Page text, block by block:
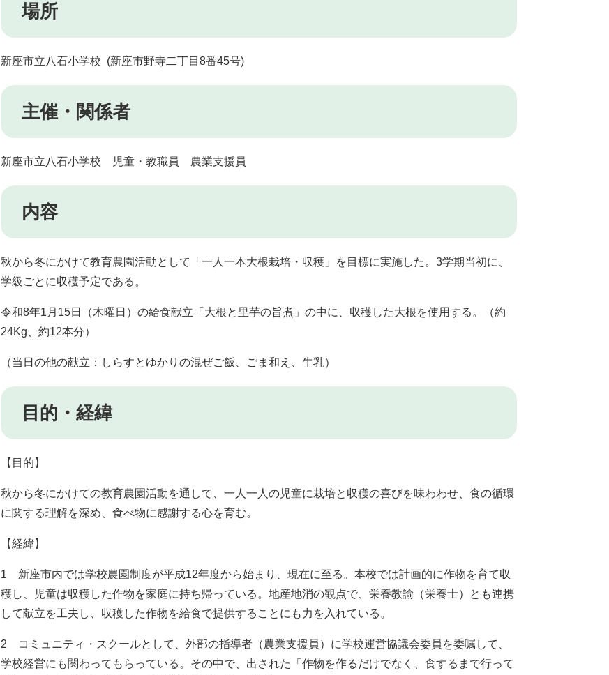
場所
新座市立八石小学校 (新座市野寺二丁目8番45号)
主催・関係者
​新座市立八石小学校 児童・教職員 農業支援員
内容
秋から冬にかけて教育農園活動として「一人一本大根栽培・収穫」を目標に実施した。3学期当初に、
学級ごとに収穫予定である。
令和8年1月15日（木曜日）の給食献立「大根と里芋の旨煮」の中に、収穫した大根を使用する。（約
24Kg、約12本分）
（当日の他の献立：しらすとゆかりの混ぜご飯、ごま和え、牛乳）
目的・経緯
【目的】
秋から冬にかけての教育農園活動を通して、一人一人の児童に栽培と収穫の喜びを味わわせ、食の循環
に関する理解を深め、食べ物に感謝する心を育む。
【経緯】
1 新座市内では学校農園制度が平成12年度から始まり、現在に至る。本校では計画的に作物を育て収
穫し、児童は収穫した作物を家庭に持ち帰っている。地産地消の観点で、栄養教諭（栄養士）とも連携
して献立を工夫し、収穫した作物を給食で提供することにも力を入れている。
2 コミュニティ・スクールとして、外部の指導者（農業支援員）に学校運営協議会委員を委嘱して、
学校経営にも関わってもらっている。その中で、出された「作物を作るだけでなく、食するまで行って